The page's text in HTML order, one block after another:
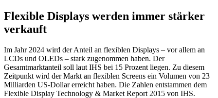
Flexible Displays werden immer stärker
verkauft
Im Jahr 2024 wird der Anteil an flexiblen Displays – vor allem an
LCDs und OLEDs – stark zugenommen haben. Der
Gesamtmarktanteil soll laut IHS bei 15 Prozent liegen. Zu diesem
Zeitpunkt wird der Markt an flexiblen Screens ein Volumen von 23
Milliarden US-Dollar erreicht haben. Die Zahlen entstammen dem
Flexible Display Technology & Market Report 2015 von IHS.